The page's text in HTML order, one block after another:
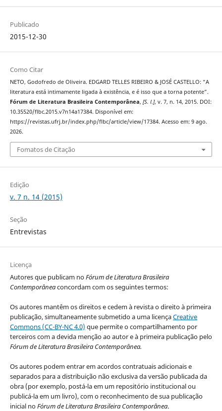
Publicado
2015-12-30
Como Citar
NETO, Godofredo de Oliveira. EDGARD TELLES RIBEIRO & JOSÉ CASTELLO: “A
literatura está intimamente ligada à existência, e é isso que a torna potente”.
Fórum de Literatura Brasileira Contemporânea, [S. l.], v. 7, n. 14, 2015. DOI:
10.35520/flbc.2015.v7n14a17384. Disponível em:
https://revistas.ufrj.br/index.php/flbc/article/view/17384. Acesso em: 9 ago.
2026.
Fomatos de Citação
Edição
v. 7 n. 14 (2015)
Seção
Entrevistas
Licença
Autores que publicam noFórum de Literatura Brasileira
Contemporâneaconcordam com os seguintes termos:
Os autores mantêm os direitos e cedem à revista o direito à primeira
publicação, simultaneamente submetido a uma licençaCreative
Commons (CC-BY-NC 4.0) que permite o compartilhamento por
terceiros com a devida menção ao autor e à primeira publicação pelo
Fórum de Literatura Brasileira Contemporânea.
Os autores podem entrar em acordos contratuais adicionais e
separados para a distribuição não exclusiva da versão publicada da
obra (por exemplo, postá-la em um repositório institucional ou
publicá-la em um livro), com o reconhecimento de sua publicação
inicial noFórum de Literatura Brasileira Contemporânea.